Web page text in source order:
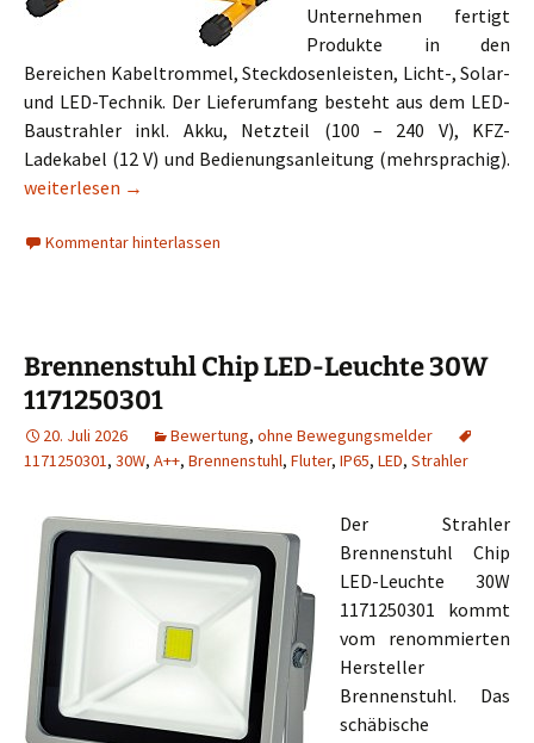
Unternehmen fertigt
Produkte in den
Bereichen Kabeltrommel, Steckdosenleisten, Licht-, Solar-
und LED-Technik. Der Lieferumfang besteht aus dem LED-
Baustrahler inkl. Akku, Netzteil (100 – 240 V), KFZ-
Ladekabel (12 V) und Bedienungsanleitung (mehrsprachig).
Brennenstuhl Akku Chip LED-Baustrahler 1171260301 30W
weiterlesen →
Kommentar hinterlassen
Brennenstuhl Chip LED-Leuchte 30W
1171250301
20. Juli 2026 Bewertung, ohne Bewegungsmelder
1171250301, 30W, A++, Brennenstuhl, Fluter, IP65, LED, Strahler
Der Strahler
Brennenstuhl Chip
LED-Leuchte 30W
1171250301 kommt
vom renommierten
Hersteller
Brennenstuhl. Das
schäbische